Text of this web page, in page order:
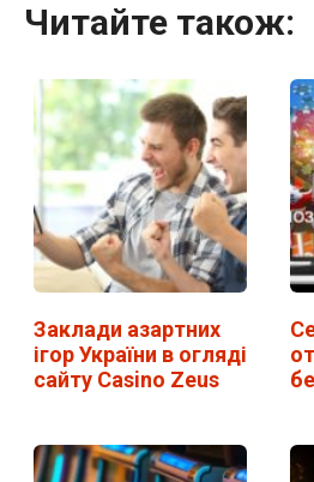
Читайте також:
Заклади азартних
ігор України в огляді
сайту Casino Zeus